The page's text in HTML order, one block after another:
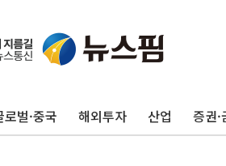
로벌·중국 해외투자 산업 증권·
美, 이란전 출구전
강릉·동해·삼척 시